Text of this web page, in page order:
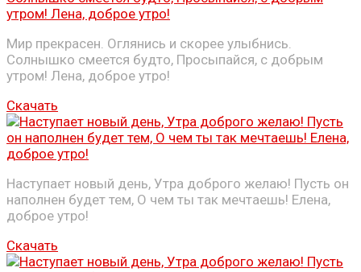
Мир прекрасен. Оглянись и скорее улыбнись.
Солнышко смеется будто, Просыпайся, с добрым
утром! Лена, доброе утро!
Скачать
Наступает новый день, Утра доброго желаю! Пусть он
наполнен будет тем, О чем ты так мечтаешь! Елена,
доброе утро!
Скачать